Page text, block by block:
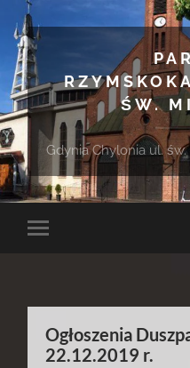
ŚW.
Gdynia Chylonia ul. św.
Toggle
Ogłoszenia
22.12.2019 r.